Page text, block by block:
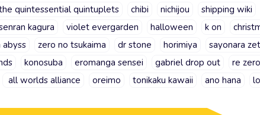
quintessential quintuplets chibi nichijou shipping wiki
kagura violet evergarden halloween k on
abyss zero no tsukaima dr stone horimiya sayonara
konosuba eromanga sensei gabriel drop out re zero
all worlds alliance oreimo tonikaku kawaii ano hana